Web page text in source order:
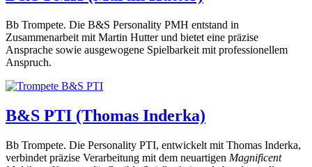
Bb Trompete. Die B&S Personality PMH entstand in
Zusammenarbeit mit Martin Hutter und bietet eine präzise
Ansprache sowie ausgewogene Spielbarkeit mit professionellem
Anspruch.
B&S PTI (Thomas Inderka)
Bb Trompete. Die Personality PTI, entwickelt mit Thomas Inderka,
verbindet präzise Verarbeitung mit dem neuartigen Magnificent